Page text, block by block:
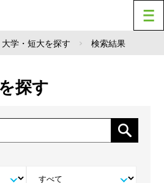
大学・短大を探す 検索結果
探す